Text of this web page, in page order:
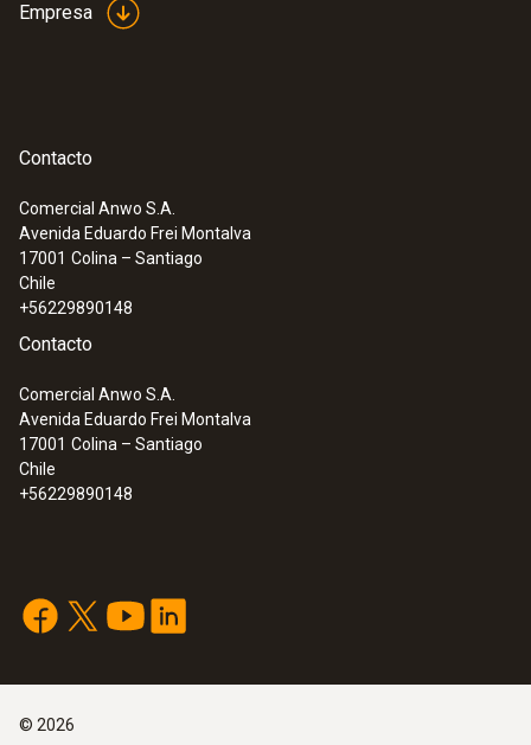
:0632 3162
testo 316-2 - Detector de fugas de gas
:0563 3165
Empresa
Contacto
Comercial Anwo S.A.
Avenida Eduardo Frei Montalva
17001 Colina – Santiago
Chile
+56229890148
Contacto
Comercial Anwo S.A.
Avenida Eduardo Frei Montalva
17001 Colina – Santiago
Chile
+56229890148
© 2026